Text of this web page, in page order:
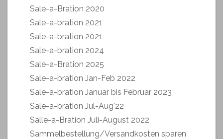
Sale-a-Bration 2020
Sale-a-bration 2021
Sale-a-bration 2021
Sale-a-bration 2024
Sale-a-Bration 2025
Sale-a-bration Jan-Feb 2022
Sale-a-bration Januar bis Februar 2023
Sale-a-bration Jul-Aug'22
Salle-a-Bration Juli-August 2022
Sammelbestellung/Versandkosten sparen